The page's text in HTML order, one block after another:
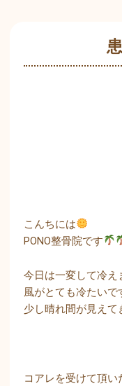
こんちには
PONO整骨院です
今日は一変して冷え
風がとても冷たいで
少し晴れ間が見え
コアレを受けて頂い